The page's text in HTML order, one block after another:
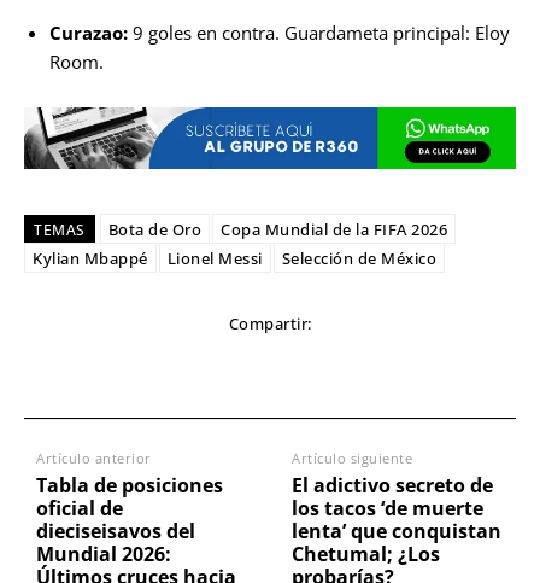
Curazao: 9 goles en contra. Guardameta principal: Eloy
Room.
TEMAS Bota de Oro
Copa Mundial de la FIFA 2026
Kylian Mbappé
Lionel Messi Selección de México
Compartir:
Artículo anterior
Tabla de posiciones
oficial de
dieciseisavos del
Mundial 2026:
Últimos cruces hacia
Artículo siguiente
El adictivo secreto de
los tacos ‘de muerte
lenta’ que conquistan
Chetumal; ¿Los
probarías?